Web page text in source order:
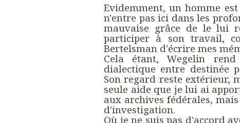
Evidemment, un homme
n'entre pas ici dans les
mauvaise grâce de le lui
participer à son travail,
Bertelsman d'écrire mes
Cela étant, Wegelin
dialectique entre destinée
Son regard reste extérieur,
seule aide que je lui ai
aux archives fédérales,
d'investigation.
Où je ne suis pas d'accord